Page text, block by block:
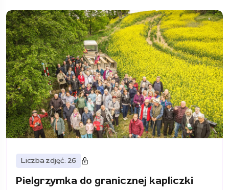
Liczba zdjęć: 26
Pielgrzymka do granicznej kapliczki